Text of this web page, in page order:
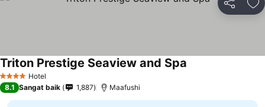
Kongsi
4 BintangHotel
Triton Prestige Seaview and Spa
8.1 Sangat baik 1,887 Maafushi